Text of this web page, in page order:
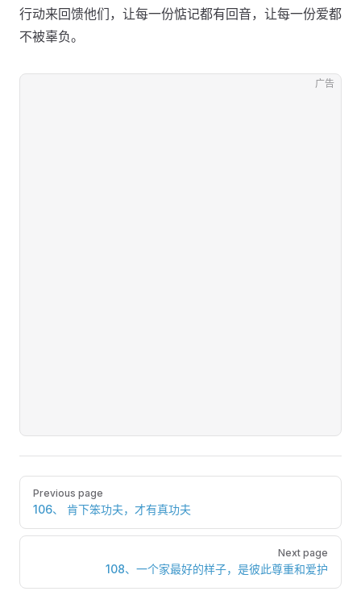
行动来回馈他们，让每一份惦记都有回音，让每一份爱都
不被辜负。
广告
Pager
Previous page
106、 肯下笨功夫，才有真功夫
Next page
108、一个家最好的样子，是彼此尊重和爱护